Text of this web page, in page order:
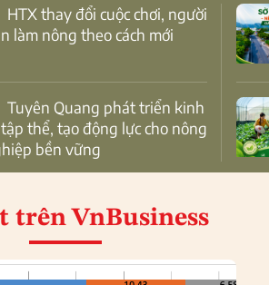
làm nông theo cách mới
thể, tạo động lực cho nông
bền vững
trên VnBusiness